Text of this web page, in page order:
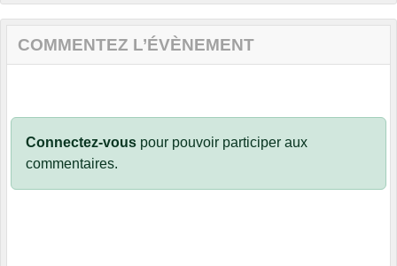
COMMENTEZ L’ÉVÈNEMENT
Connectez-vous pour pouvoir participer aux
commentaires.